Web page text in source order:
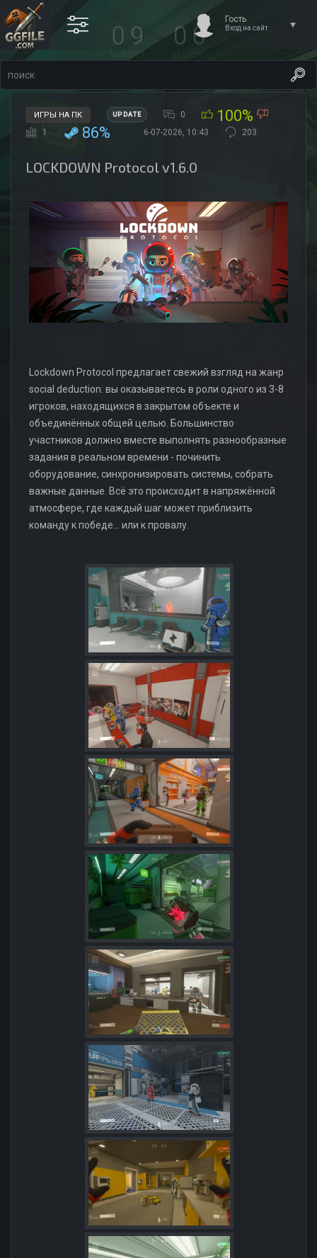
Гость
Вход на сайт
ИГРЫ НА ПК UPDATE 0 100%
1 86% 6-07-2026, 10:43 203
LOCKDOWN Protocol v1.6.0
Lockdown Protocol предлагает свежий взгляд на жанр
social deduction: вы оказываетесь в роли одного из 3-8
игроков, находящихся в закрытом объекте и
объединённых общей целью. Большинство
участников должно вместе выполнять разнообразные
задания в реальном времени - починить
оборудование, синхронизировать системы, собрать
важные данные. Всё это происходит в напряжённой
атмосфере, где каждый шаг может приблизить
команду к победе... или к провалу.